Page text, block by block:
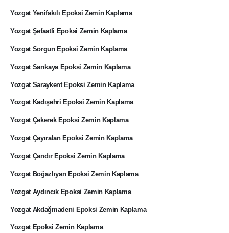
Yozgat Yenifakılı Epoksi Zemin Kaplama
Yozgat Şefaatli Epoksi Zemin Kaplama
Yozgat Sorgun Epoksi Zemin Kaplama
Yozgat Sarıkaya Epoksi Zemin Kaplama
Yozgat Saraykent Epoksi Zemin Kaplama
Yozgat Kadışehri Epoksi Zemin Kaplama
Yozgat Çekerek Epoksi Zemin Kaplama
Yozgat Çayıralan Epoksi Zemin Kaplama
Yozgat Çandır Epoksi Zemin Kaplama
Yozgat Boğazlıyan Epoksi Zemin Kaplama
Yozgat Aydıncık Epoksi Zemin Kaplama
Yozgat Akdağmadeni Epoksi Zemin Kaplama
Yozgat Epoksi Zemin Kaplama